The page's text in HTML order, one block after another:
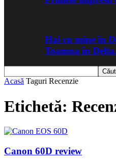
Hai cu mine în
Toamna în
Acasă Taguri Recenzie
Etichetă:
Canon 60D review